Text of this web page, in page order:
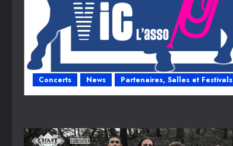
Concerts News Partenaires, Salles et Festivals